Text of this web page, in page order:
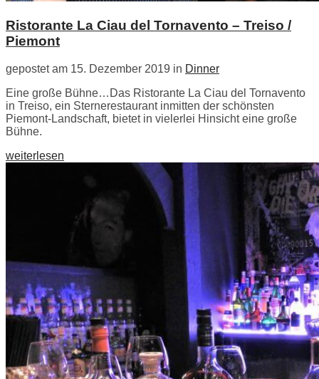
Ristorante La Ciau del Tornavento – Treiso /
Piemont
gepostet am 15. Dezember 2019 in Dinner
Eine große Bühne…Das Ristorante La Ciau del Tornavento
in Treiso, ein Sternerestaurant inmitten der schönsten
Piemont-Landschaft, bietet in vielerlei Hinsicht eine große
Bühne.
weiterlesen